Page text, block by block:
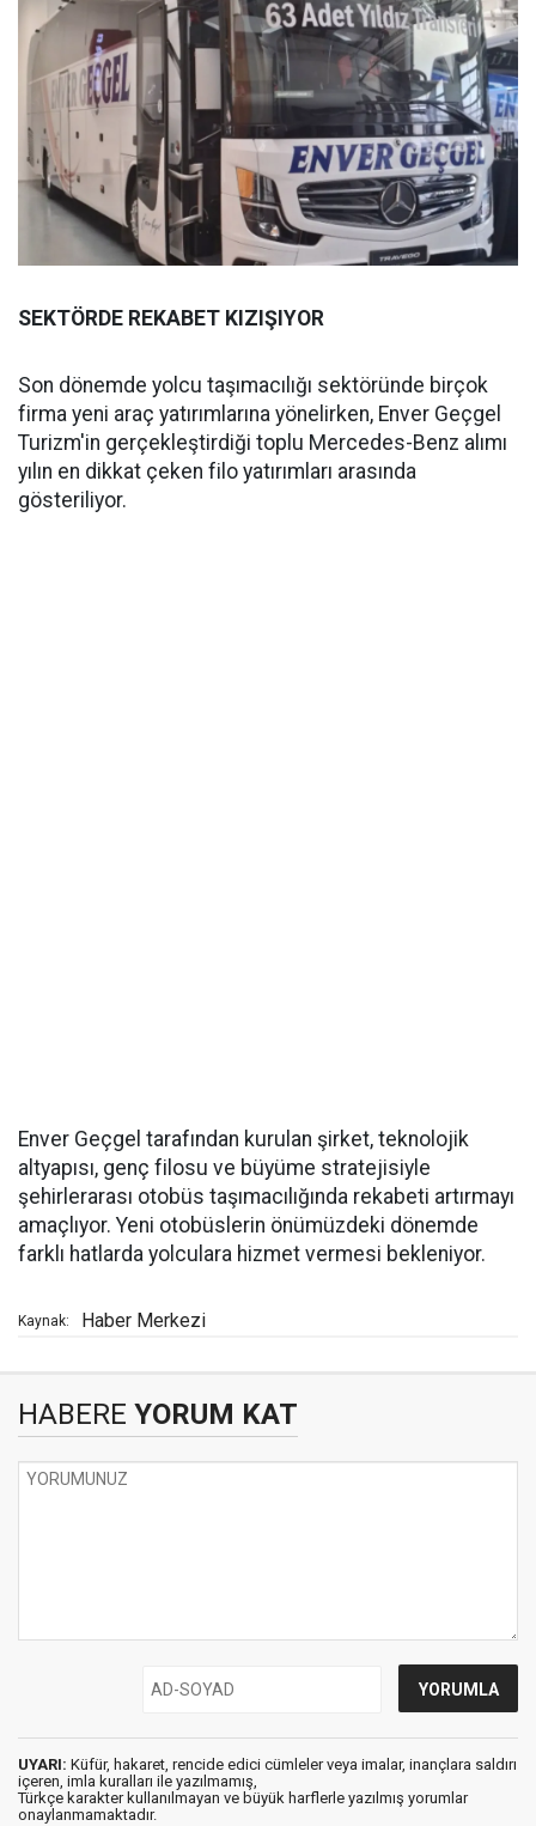
SEKTÖRDE REKABET KIZIŞIYOR
Son dönemde yolcu taşımacılığı sektöründe birçok
firma yeni araç yatırımlarına yönelirken, Enver Geçgel
Turizm'in gerçekleştirdiği toplu Mercedes-Benz alımı
yılın en dikkat çeken filo yatırımları arasında
gösteriliyor.
Enver Geçgel tarafından kurulan şirket, teknolojik
altyapısı, genç filosu ve büyüme stratejisiyle
şehirlerarası otobüs taşımacılığında rekabeti artırmayı
amaçlıyor. Yeni otobüslerin önümüzdeki dönemde
farklı hatlarda yolculara hizmet vermesi bekleniyor.
Kaynak: Haber Merkezi
HABERE YORUM KAT
UYARI: Küfür, hakaret, rencide edici cümleler veya imalar, inançlara saldırı
içeren, imla kuralları ile yazılmamış,
Türkçe karakter kullanılmayan ve büyük harflerle yazılmış yorumlar
onaylanmamaktadır.